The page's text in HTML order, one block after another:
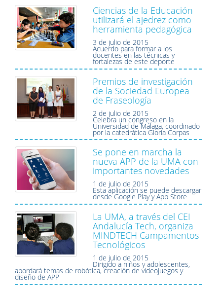
Ciencias de la Educación
utilizará el ajedrez como
herramienta pedagógica
3 de julio de 2015
Acuerdo para formar a los
docentes en las técnicas y
fortalezas de este deporte
Premios de investigación
de la Sociedad Europea
de Fraseología
2 de julio de 2015
Celebra un congreso en la
Universidad de Málaga, coordinado
por la catedrática Gloria Corpas
Se pone en marcha la
nueva APP de la UMA con
importantes novedades
1 de julio de 2015
Esta aplicación se puede descargar
desde Google Play y App Store
La UMA, a través del CEI
Andalucía Tech, organiza
MINDTECH Campamentos
Tecnológicos
1 de julio de 2015
Dirigido a niños y adolescentes,
abordará temas de robótica, creación de videojuegos y
diseño de APP